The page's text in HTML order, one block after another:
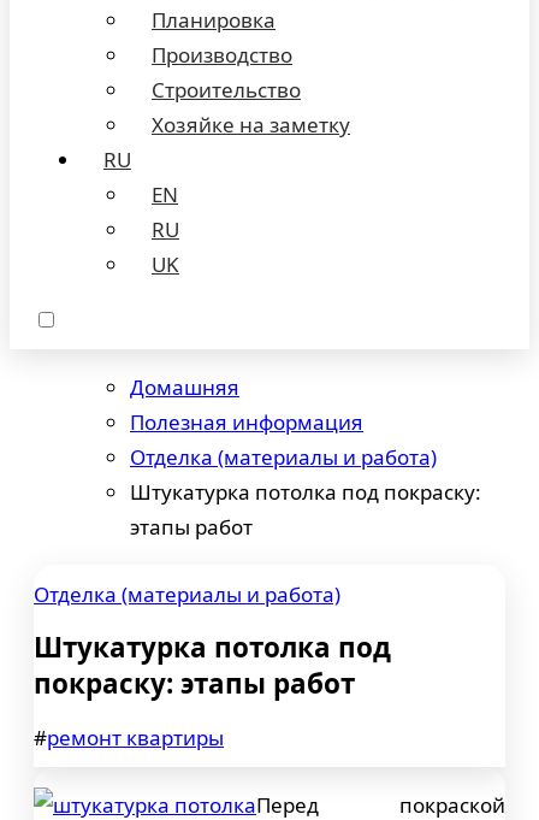
Планировка
Производство
Строительство
Хозяйке на заметку
RU
EN
RU
UK
Домашняя
Полезная информация
Отделка (материалы и работа)
Штукатурка потолка под покраску:
этапы работ
Отделка (материалы и работа)
Штукатурка потолка под
покраску: этапы работ
#ремонт квартиры
Перед покраской